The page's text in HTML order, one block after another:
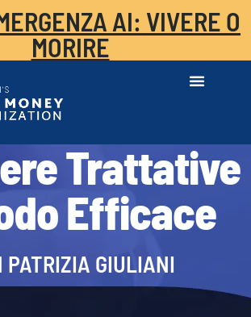
AI: VIVERE O
MORIRE
Trattative
Efficace
PATRIZIA GIULIANI